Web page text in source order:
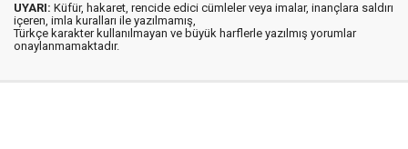
UYARI: Küfür, hakaret, rencide edici cümleler veya imalar, inançlara saldırı
içeren, imla kuralları ile yazılmamış,
Türkçe karakter kullanılmayan ve büyük harflerle yazılmış yorumlar
onaylanmamaktadır.